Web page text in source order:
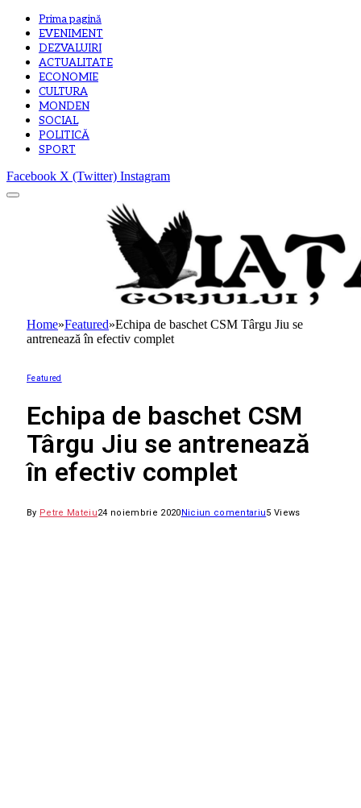
Prima pagină
EVENIMENT
DEZVALUIRI
ACTUALITATE
ECONOMIE
CULTURA
MONDEN
SOCIAL
POLITICĂ
SPORT
Facebook X (Twitter) Instagram
Home»Featured»Echipa de baschet CSM Târgu Jiu se
antrenează în efectiv complet
Featured
Echipa de baschet CSM
Târgu Jiu se antrenează
în efectiv complet
By Petre Mateiu24 noiembrie 2020Niciun comentariu5 Views